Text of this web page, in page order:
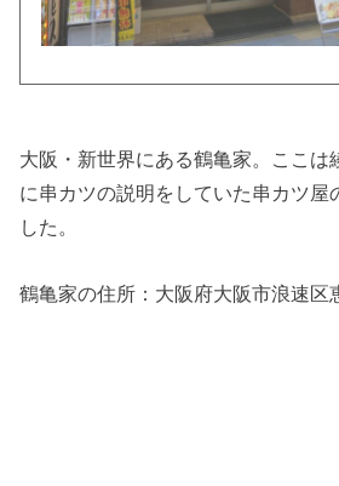
大阪・新世界にある鶴亀家。ここは
に串カツの説明をしていた串カツ屋
した。
鶴亀家の住所： 大阪府大阪市浪速区